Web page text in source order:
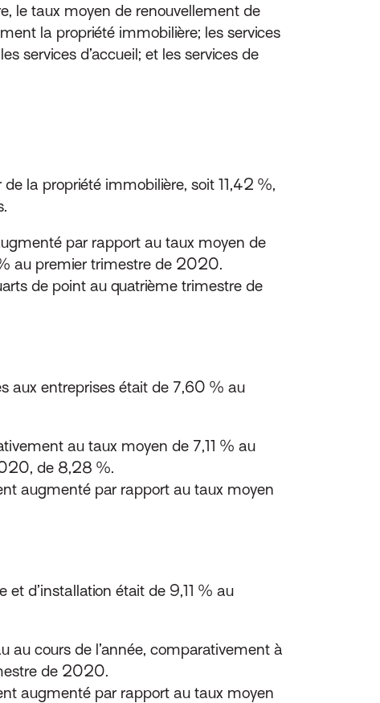
le taux moyen de renouvellement de
la propriété immobilière; les services
services d’accueil; et les services de
la propriété immobilière, soit 11,42 %,
par rapport au taux moyen de
au premier trimestre de 2020.
de point au quatrième trimestre de
aux entreprises était de 7,60 % au
au taux moyen de 7,11 % au
de 8,28 %.
augmenté par rapport au taux moyen
d’installation était de 9,11 % au
au cours de l’année, comparativement à
de 2020.
augmenté par rapport au taux moyen